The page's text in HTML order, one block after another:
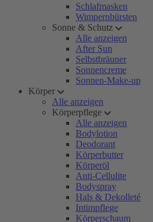
Schlafmasken
Wimpernbürsten
Sonne & Schutz
Alle anzeigen
After Sun
Selbstbräuner
Sonnencreme
Sonnen-Make-up
Körper
Alle anzeigen
Körperpflege
Alle anzeigen
Bodylotion
Deodorant
Körperbutter
Körperöl
Anti-Cellulite
Bodyspray
Hals & Dekolleté
Intimpflege
Körperschaum